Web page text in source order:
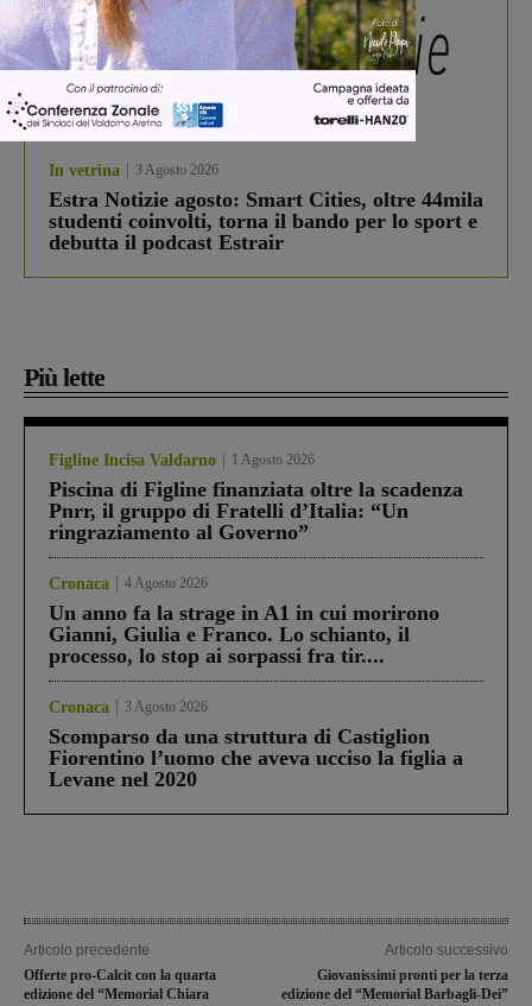
In vetrina 3 Agosto 2026
Estra Notizie agosto: Smart Cities, oltre 44mila
studenti coinvolti, torna il bando per lo sport e
debutta il podcast Estrair
Più lette
Figline Incisa Valdarno 1 Agosto 2026
Piscina di Figline finanziata oltre la scadenza
Pnrr, il gruppo di Fratelli d’Italia: “Un
ringraziamento al Governo”
Cronaca 4 Agosto 2026
Un anno fa la strage in A1 in cui morirono
Gianni, Giulia e Franco. Lo schianto, il
processo, lo stop ai sorpassi fra tir....
Cronaca 3 Agosto 2026
Scomparso da una struttura di Castiglion
Fiorentino l’uomo che aveva ucciso la figlia a
Levane nel 2020
Articolo precedente
Offerte pro-Calcit con la quarta
edizione del “Memorial Chiara
Articolo successivo
Giovanissimi pronti per la terza
edizione del “Memorial Barbagli-Dei”